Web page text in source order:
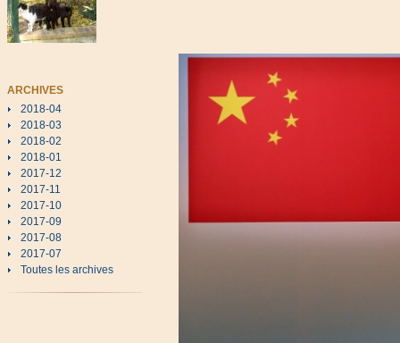
ARCHIVES
2018-04
2018-03
2018-02
2018-01
2017-12
2017-11
2017-10
2017-09
2017-08
2017-07
Toutes les archives